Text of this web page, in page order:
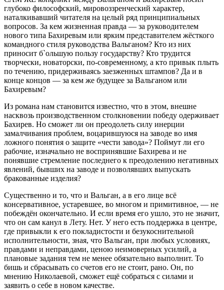
глубоко философский, мировоззренческий характер,
наталкивавший читателя на целый ряд принципиальных
вопросов. За кем жизненная правда — за руководителем
нового типа Бахиревым или ярким представителем жёсткого
командного стиля руководства Вальганом? Кто из них
приносит б`ольшую пользу государству? Кто трудится
творчески, новаторски, по-современному, а кто привык плыть
по течению, придерживаясь заезженных штампов? Да и в
конце концов — за кем же будущее за Вальганом или
Бахиревым?
Из романа нам становится известно, что в этом, внешне
насквозь производственном столкновении победу одерживает
Бахирев. Но сможет ли он преодолеть силу инерции
замалчивания проблем, воцарившуюся на заводе во имя
ложного понятия о защите «чести завода»? Поймут ли его
рабочие, изначально не воспринявшие Бахирева и не
понявшие стремление последнего к преодолению негативных
явлений, бывших на заводе и позволявших выпускать
бракованные изделия?
Существенно и то, что и Вальган, а в его лице всё
консервативное, устаревшее, во многом и примитивное, — не
побеждён окончательно. И если время его ушло, это не значит,
что он сам канул в Лету. Нет. У него есть поддержка в центре,
где привыкли к его покладистости и безукоснительной
исполнительности, зная, что Вальган, при любых условиях,
правдами и неправдами, ценою неимоверных усилий, а
плановые задания тем не менее обязательно выполнит. То
бишь и сбрасывать со счетов его не стоит, рано. Он, по
мнению Николаевой, сможет ещё собраться с силами и
заявить о себе в новом качестве.